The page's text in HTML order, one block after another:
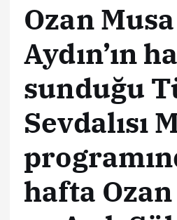
Ozan Musa
Aydın’ın
sunduğu
Sevdalısı
hafta